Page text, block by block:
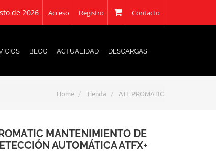
de 2026 Acceso Registro Contacto
BLOG ACTUALIDAD DESCARGAS
Home Tienda ATF PROMATIC
MANTENIMIENTO DE
AUTOMÁTICA ATFX+